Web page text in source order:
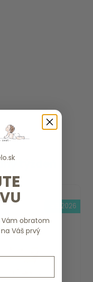
týždeň
15.8.2026
obratom
Váš prvý